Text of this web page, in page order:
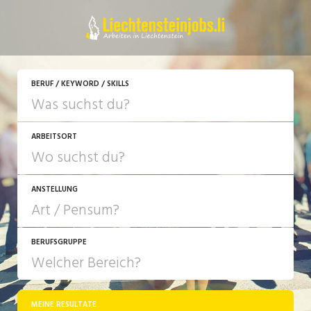
BERUF / KEYWORD / SKILLS
ARBEITSORT
ANSTELLUNG
JOB-TYP
Festanstellung
BERUFSGRUPPE
MEINE RESULTATE
JETZT BEWERBEN